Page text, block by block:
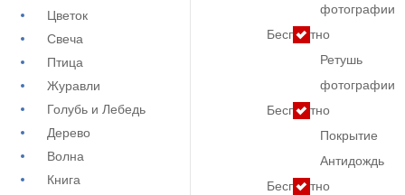
Цветок
Свеча
Птица
Журавли
Голубь и Лебедь
Дерево
Волна
Книга
фотографии
Бесплатно
Ретушь
фотографии
Бесплатно
Покрытие
Антидождь
Бесплатно